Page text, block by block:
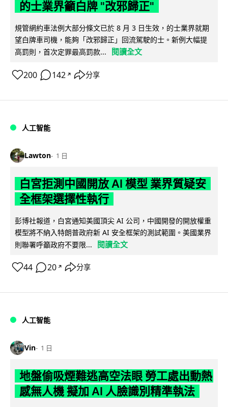
的士業界籲白牌 "改邪歸正"
規管網約車法例大部分條文已於 8 月 3 日生效，的士業界就期
望白牌車司機，能夠「改邪歸正」回流駕駛的士。新例大幅提
高罰則，首次定罪最高罰款...
閱讀全文
200 142 ↗ 分享
人工智能
Lawton 1 日
白宮拒測中國開放 AI 模型 業界質疑安
全框架選擇性執行
彭博社報道，白宮通知美國頂尖 AI 公司，中國開發的開放權重
模型將不納入特朗普政府新 AI 安全框架的測試範圍。美國業界
則聯署呼籲政府不要限...
閱讀全文
44 20 ↗ 分享
人工智能
Vin 1 日
地盤偷吸煙難逃高空法眼 勞工處出動熱
感無人機 擬加 AI 人臉識別精準執法